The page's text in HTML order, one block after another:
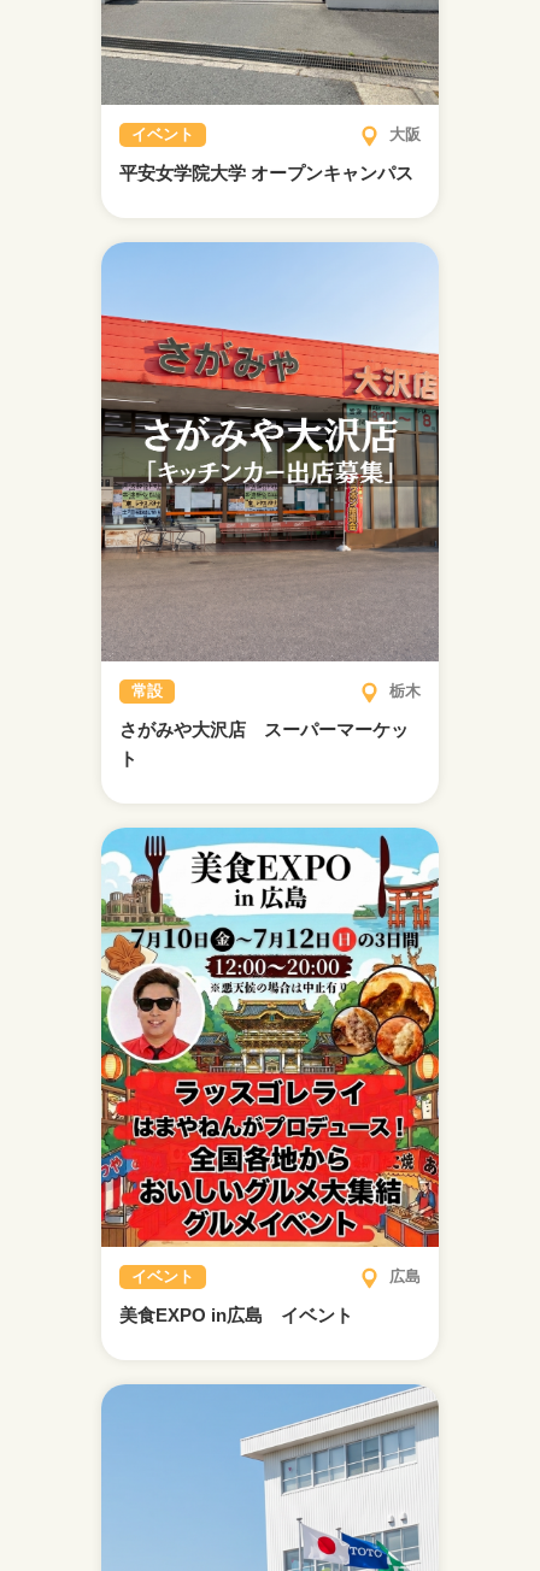
イベント 大阪
平安女学院大学 オープンキャンパス
常設 栃木
さがみや大沢店 スーパーマーケッ
ト
イベント 広島
美食EXPO in広島 イベント